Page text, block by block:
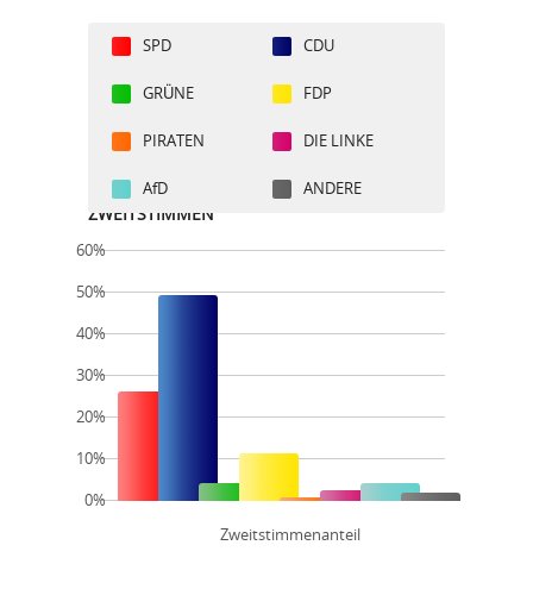
SPD CDU
GRÜNE FDP
PIRATEN DIE LINKE
AfD ANDERE
ZWEITSTIMMEN
Zweitstimmenanteil
60%
50%
40%
30%
20%
10%
0%